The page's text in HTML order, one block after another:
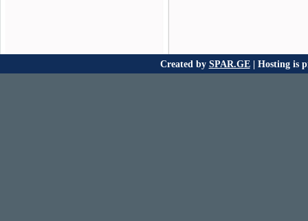
Created by SPAR.GE| Hosting is